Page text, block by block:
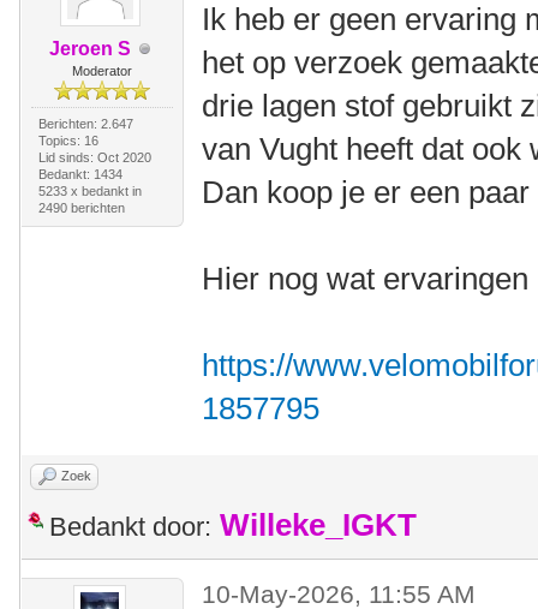
Jeroen S
Moderator
Berichten: 2.647
Topics: 16
Lid sinds: Oct 2020
Bedankt: 1434
5233 x bedankt in
2490 berichten
Ik heb er geen ervaring
het op verzoek
drie lagen stof gebruikt
van Vught heeft dat ook
Dan koop je er een
Hier nog wat
https://
1857795
Zoek
Bedankt door: Willeke_IGKT
10-May-2026, 11:55 AM